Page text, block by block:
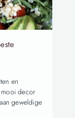
en
mooi decor
geweldige